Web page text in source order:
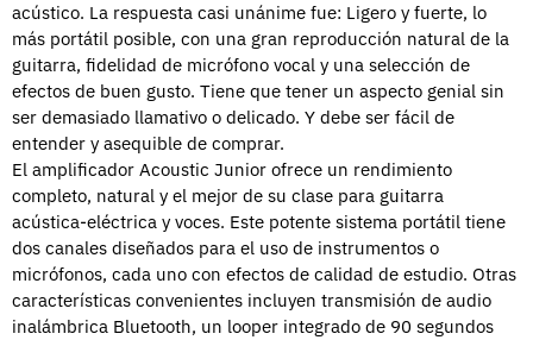
acústico. La respuesta casi unánime fue: Ligero y fuerte, lo
más portátil posible, con una gran reproducción natural de la
guitarra, fidelidad de micrófono vocal y una selección de
efectos de buen gusto. Tiene que tener un aspecto genial sin
ser demasiado llamativo o delicado. Y debe ser fácil de
entender y asequible de comprar.
El amplificador Acoustic Junior ofrece un rendimiento
completo, natural y el mejor de su clase para guitarra
acústica-eléctrica y voces. Este potente sistema portátil tiene
dos canales diseñados para el uso de instrumentos o
micrófonos, cada uno con efectos de calidad de estudio. Otras
características convenientes incluyen transmisión de audio
inalámbrica Bluetooth, un looper integrado de 90 segundos